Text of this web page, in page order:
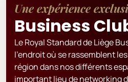
Une expérience
Business
Le Royal Standard de Liège
l’endroit où se rassemblent
région dans nos différents
important lieu de networking